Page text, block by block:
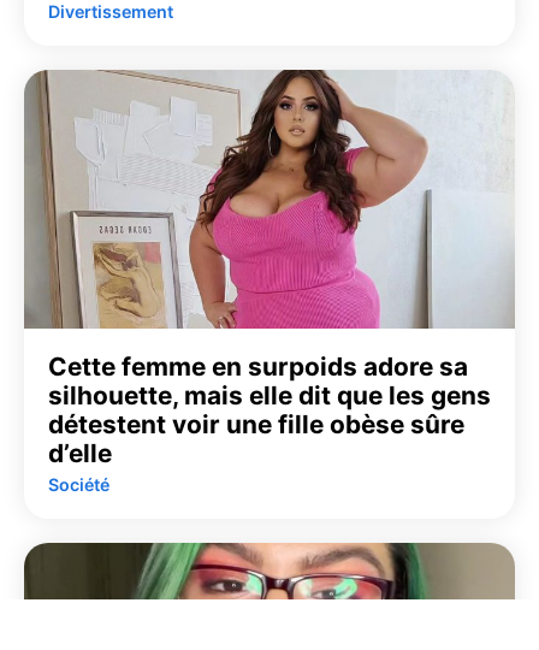
Divertissement
Cette femme en surpoids adore sa
silhouette, mais elle dit que les gens
détestent voir une fille obèse sûre
d’elle
Société